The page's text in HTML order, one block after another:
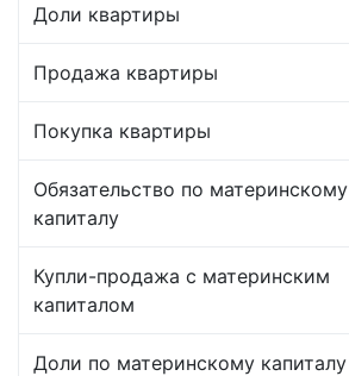
Доли квартиры
Продажа квартиры
Покупка квартиры
Обязательство по материнскому
капиталу
Купли-продажа с материнским
капиталом
Доли по материнскому капиталу